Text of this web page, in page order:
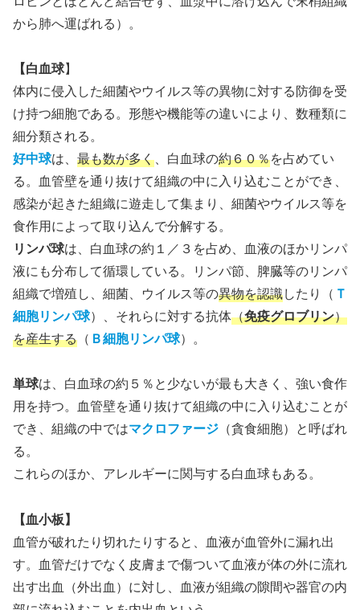
から肺へ運ばれる）。
【白血球】
体内に侵入した細菌やウイルス等の異物に対する防御を受
け持つ細胞である。形態や機能等の違いにより、数種類に
細分類される。
好中球は、 最も数が多く、白血球の約６０％を占めてい
る。血管壁を通り抜けて組織の中に入り込むことができ、
感染が起きた組織に遊走して集まり、細菌やウイルス等を
食作用によって取り込んで分解する。
リンパ球は、白血球の約１／３を占め、血液のほかリンパ
液にも分布して循環している。リンパ節、脾臓等のリンパ
組織で増殖し、細菌、ウイルス等の異物を認識したり（ Ｔ
細胞リンパ球）、それらに対する抗体（免疫グロブリン）
を産生する （ Ｂ細胞リンパ球）。
単球は、白血球の約５％と少ないが最も大きく、強い食作
用を持つ。血管壁を通り抜けて組織の中に入り込むことが
でき、組織の中ではマクロファージ （貪食細胞）と呼ばれ
る。
これらのほか、アレルギーに関与する白血球もある。
【血小板】
血管が破れたり切れたりすると、血液が血管外に漏れ出
す。血管だけでなく皮膚まで傷ついて血液が体の外に流れ
出す出血（外出血）に対し、血液が組織の隙間や器官の内